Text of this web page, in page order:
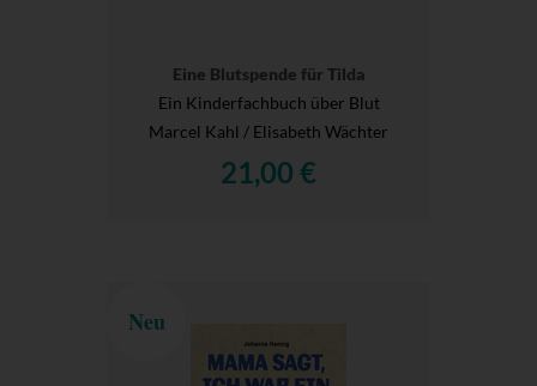
Eine Blutspende für Tilda
Ein Kinderfachbuch über Blut
Marcel Kahl / Elisabeth Wächter
21,00 €
Neu